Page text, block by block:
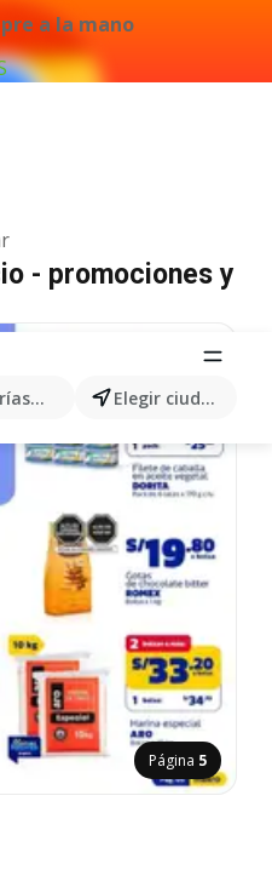
a la mano
productos... Elegir ciudad
- promociones y
Página 5